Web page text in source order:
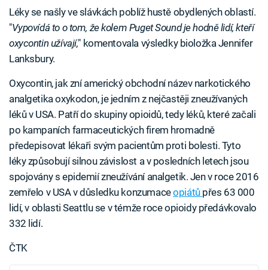
Léky se našly ve slávkách poblíž hustě obydlených oblastí.
"Vypovídá to o tom, že kolem Puget Sound je hodně lidí, kteří
oxycontin užívají," komentovala výsledky bioložka Jennifer
Lanksbury.
Oxycontin, jak zní americký obchodní název narkotického
analgetika oxykodon, je jedním z nejčastěji zneužívaných
léků v USA. Patří do skupiny opioidů, tedy léků, které začali
po kampaních farmaceutických firem hromadně
předepisovat lékaři svým pacientům proti bolesti. Tyto
léky způsobují silnou závislost a v posledních letech jsou
spojovány s epidemií zneužívání analgetik. Jen v roce 2016
zemřelo v USA v důsledku konzumaceopiátů přes 63 000
lidí, v oblasti Seattlu se v témže roce opioidy předávkovalo
332 lidí.
ČTK